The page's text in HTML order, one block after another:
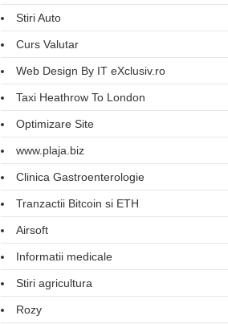
Stiri Auto
Curs Valutar
Web Design By IT eXclusiv.ro
Taxi Heathrow To London
Optimizare Site
www.plaja.biz
Clinica Gastroenterologie
Tranzactii Bitcoin si ETH
Airsoft
Informatii medicale
Stiri agricultura
Rozy